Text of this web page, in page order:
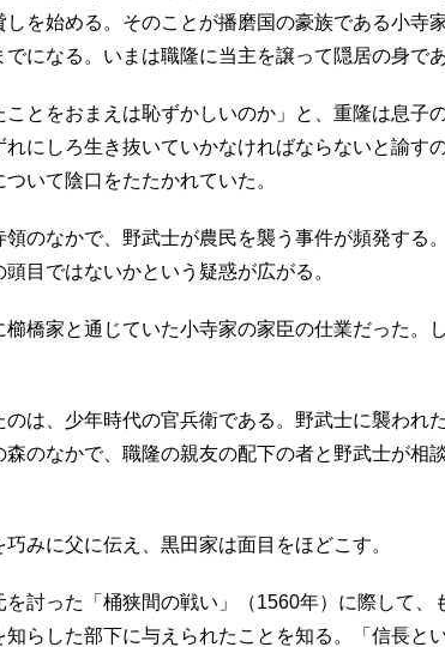
を始める。そのことが播磨国の豪族である小寺
になる。いまは職隆に当主を譲って隠居の身であ
とをおまえは恥ずかしいのか」と、重隆は息子
れにしろ生き抜いていかなければならないと諭す
いて陰口をたたかれていた。
のなかで、野武士が農民を襲う事件が頻発する
目ではないかという疑惑が広がる。
橋家と通じていた小寺家の家臣の仕業だった。
は、少年時代の官兵衛である。野武士に襲われ
森のなかで、職隆の親友の配下の者と野武士が相
みに父に伝え、黒田家は面目をほどこす。
討った「桶狭間の戦い」（1560年）に際して、
らした部下に与えられたことを知る。「信長と